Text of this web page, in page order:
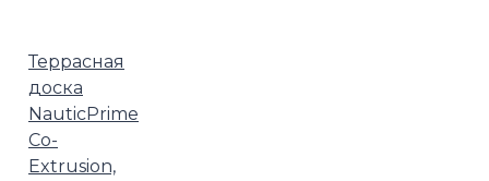
Террасная
доска
NauticPrime
Co-
Extrusion,